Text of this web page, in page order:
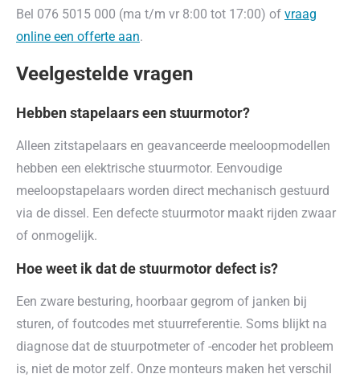
Bel 076 5015 000 (ma t/m vr 8:00 tot 17:00) of vraag
online een offerte aan.
Veelgestelde vragen
Hebben stapelaars een stuurmotor?
Alleen zitstapelaars en geavanceerde meeloopmodellen
hebben een elektrische stuurmotor. Eenvoudige
meeloopstapelaars worden direct mechanisch gestuurd
via de dissel. Een defecte stuurmotor maakt rijden zwaar
of onmogelijk.
Hoe weet ik dat de stuurmotor defect is?
Een zware besturing, hoorbaar gegrom of janken bij
sturen, of foutcodes met stuurreferentie. Soms blijkt na
diagnose dat de stuurpotmeter of -encoder het probleem
is, niet de motor zelf. Onze monteurs maken het verschil